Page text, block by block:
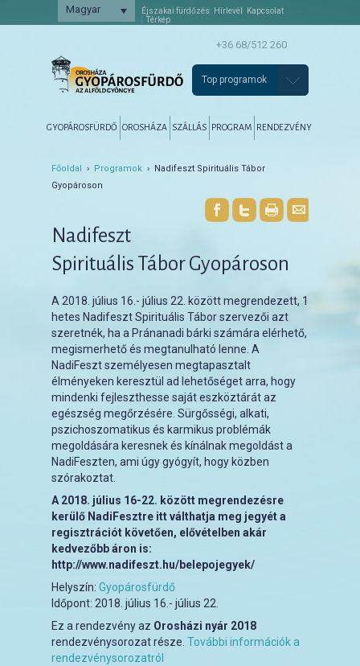
Magyar Éjszakai fürdőzés Hírlevél
Kapcsolat
Térkép
+36 68/512 260
Top programok
Tovább az elsődleges tartalomra
Tovább a másodlagos tartalomra
GYOPÁROSFÜRDŐ OROSHÁZA SZÁLLÁS PROGRAM RENDEZVÉNY
Főoldal › Programok › Nadifeszt Spirituális Tábor
Gyopároson
Nadifeszt
Spirituális Tábor Gyopároson
A 2018. július 16.- július 22. között megrendezett, 1
hetes Nadifeszt Spirituális Tábor szervezői azt
szeretnék, ha a Pránanadi bárki számára elérhető,
megismerhető és megtanulható lenne. A
NadiFeszt személyesen megtapasztalt
élményeken keresztül ad lehetőséget arra, hogy
mindenki fejleszthesse saját eszköztárát az
egészség megőrzésére. Sürgősségi, alkati,
pszichoszomatikus és karmikus problémák
megoldására keresnek és kínálnak megoldást a
NadiFeszten, ami úgy gyógyít, hogy közben
szórakoztat.
A 2018. július 16-22. között megrendezésre
kerülő NadiFesztre itt válthatja meg jegyét a
regisztrációt követően, elővételben akár
kedvezőbb áron is:
http://www.nadifeszt.hu/belepojegyek/
Helyszín: Gyopárosfürdő
Időpont: 2018. július 16.- július 22.
Ez a rendezvény az Orosházi nyár 2018
rendezvénysorozat része. További információk a
rendezvénysorozatról